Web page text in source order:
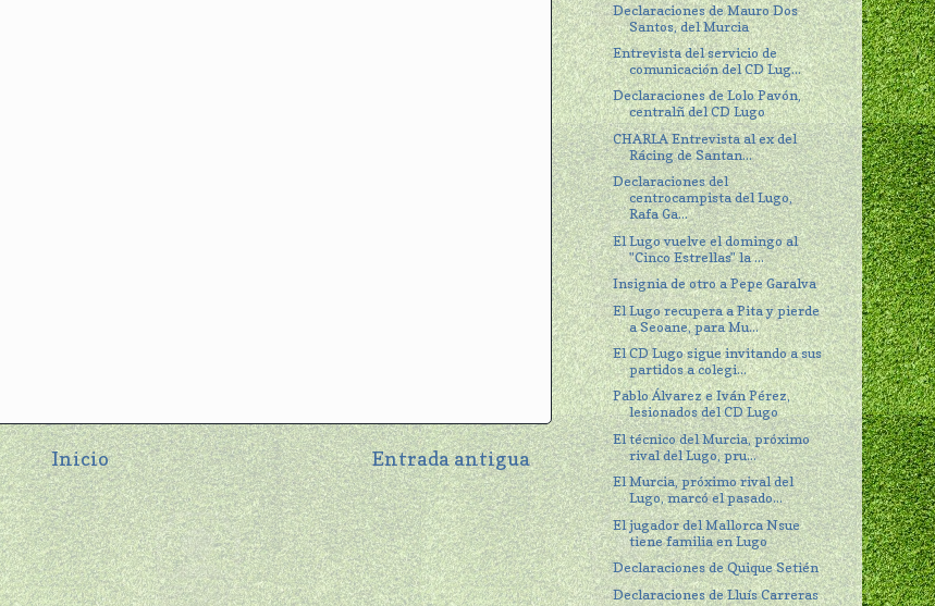
Entrada antigua
Inicio
Declaraciones de Mauro Dos
Santos, del Murcia
Entrevista del servicio de
comunicación del CD Lug...
Declaraciones de Lolo Pavón,
centralñ del CD Lugo
CHARLA Entrevista al ex del
Rácing de Santan...
Declaraciones del
centrocampista del Lugo,
Rafa Ga...
El Lugo vuelve el domingo al
"Cinco Estrellas" la ...
Insignia de otro a Pepe Garalva
El Lugo recupera a Pita y pierde
a Seoane, para Mu...
El CD Lugo sigue invitando a sus
partidos a colegi...
Pablo Álvarez e Iván Pérez,
lesionados del CD Lugo
El técnico del Murcia, próximo
rival del Lugo, pru...
El Murcia, próximo rival del
Lugo, marcó el pasado...
El jugador del Mallorca Nsue
tiene familia en Lugo
Declaraciones de Quique Setién
Declaraciones de Lluís Carreras